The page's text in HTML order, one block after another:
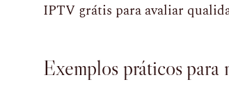
IPTV grátis para avaliar
Exemplos práticos para